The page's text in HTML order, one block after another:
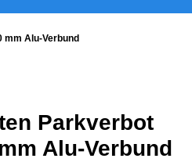
Alu-Verbund
Parkverbot
Alu-Verbund